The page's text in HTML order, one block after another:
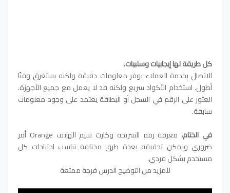
كل طريقة لها إيجابيات وسلبيات.
الاتصال بخدمة العملاء يوفر معلومات دقيقة ولكنه يستغرق وقتًا
أطول. استخدام الأكواد سريع ولكنه قد لا يعمل مع جميع الأجهزة.
العثور على الرقم في السجل أو البطاقة يعتمد على وجود معلومات
سابقة.
في الختام،
معرفة رقم الشريحة وكارت سيم الهاتف Orange أمر
ضروري ويمكن تحقيقه بعدة طرق مختلفة تناسب احتياجات كل
مستخدم بشكل فردي.
للمزيد من التوضيح الدرس فرجة ممتعة